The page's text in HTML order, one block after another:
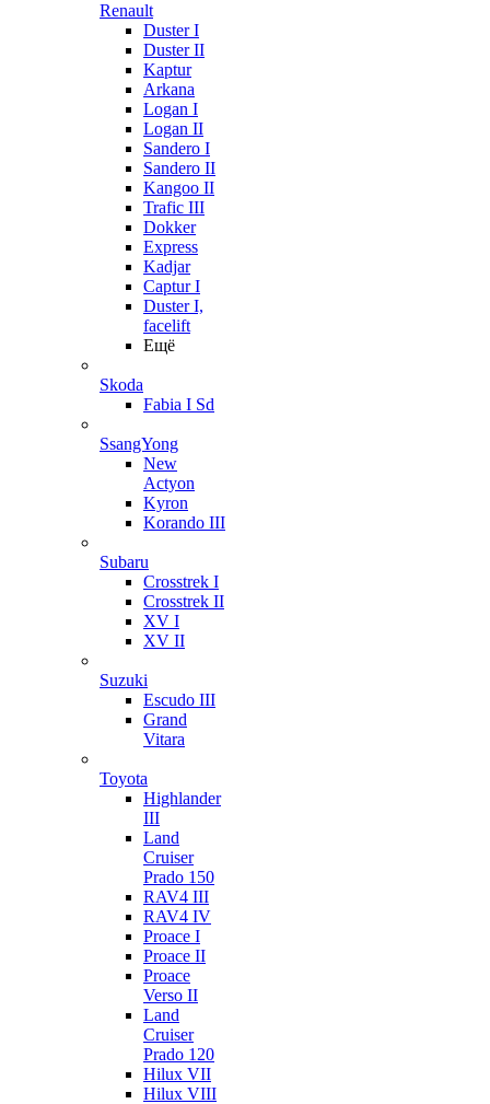
Renault
Duster I
Duster II
Kaptur
Arkana
Logan I
Logan II
Sandero I
Sandero II
Kangoo II
Trafic III
Dokker
Express
Kadjar
Captur I
Duster I,
facelift
Ещё
Skoda
Fabia I Sd
SsangYong
New
Actyon
Kyron
Korando III
Subaru
Crosstrek I
Crosstrek II
XV I
XV II
Suzuki
Escudo III
Grand
Vitara
Toyota
Highlander
III
Land
Cruiser
Prado 150
RAV4 III
RAV4 IV
Proace I
Proace II
Proace
Verso II
Land
Cruiser
Prado 120
Hilux VII
Hilux VIII